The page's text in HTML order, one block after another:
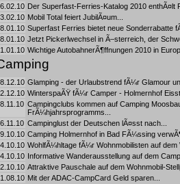
Der Superfast-Ferries-Katalog 2010 enthÃ¤lt
Mobil Total feiert JubilÃ¤um...
Superfast Ferries bietet neue Sonderrabatte
Jetzt Pickerlwechsel in Ã–sterreich, der
Wichtige AutobahnerÃ¶ffnungen 2010 in
Glamping - der Urlaubstrend fÃ¼r Glamour
WinterspaÃŸ fÃ¼r Camper - Holmernhof
Campingclubs kommen auf Camping
FrÃ¼hjahrsprogramms...
Campinglust der Deutschen lÃ¤sst nach...
Camping Holmernhof in Bad FÃ¼ssing
WohlfÃ¼hltage fÃ¼r Wohnmobilisten auf dem
Informative Wanderausstellung auf dem
Attraktive Pauschale auf dem Wohnmobil-
Mit der ADAC-CampCard Geld sparen...